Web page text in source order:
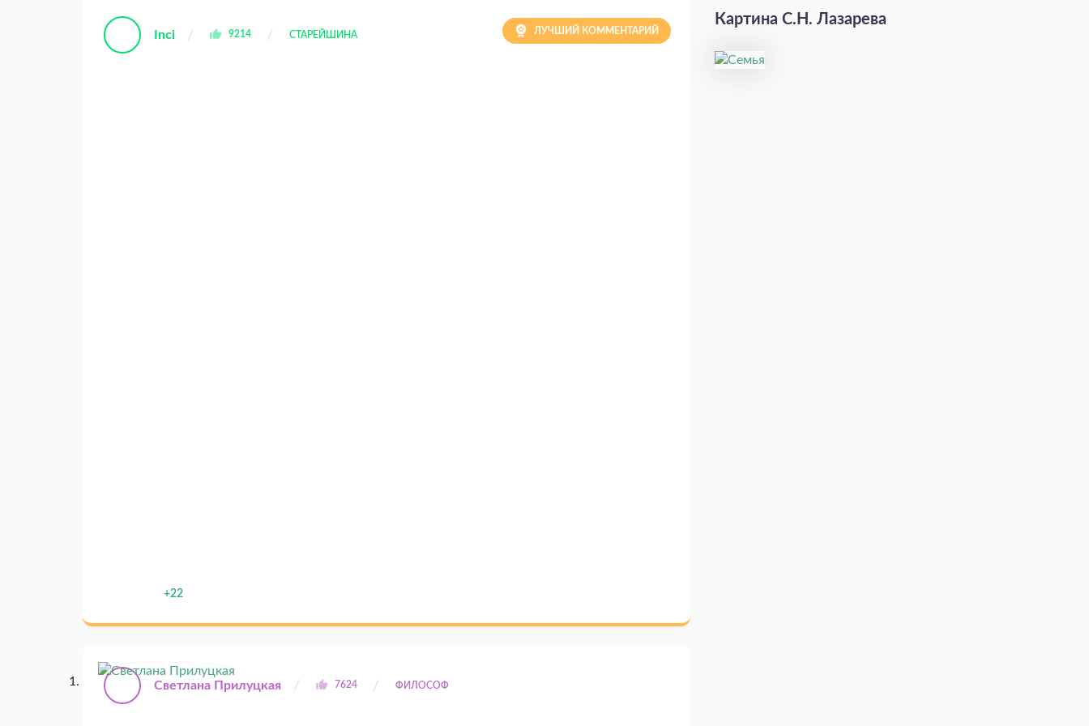
Inci 9214 СТАРЕЙШИНА ЛУЧШИЙ КОММЕНТАРИЙ
+22
Светлана Прилуцкая 7624 ФИЛОСОФ
Картина С.Н. Лазарева